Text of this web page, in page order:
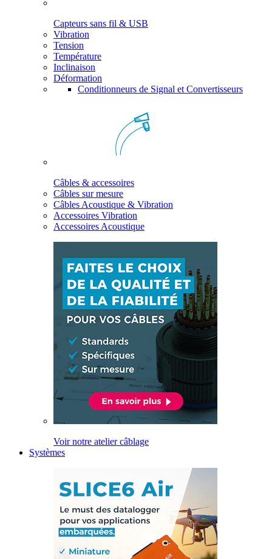
Capteurs sans fil & USB
Vibration
Tension
Température
Inclinaison
Déformation
Conditionneurs de Signal et Convertisseurs
Câbles & accessoires
Câbles sur mesure
Câbles Acoustique & Vibration
Accessoires Vibration
Accessoires Acoustique
Voir notre atelier câblage
Systèmes